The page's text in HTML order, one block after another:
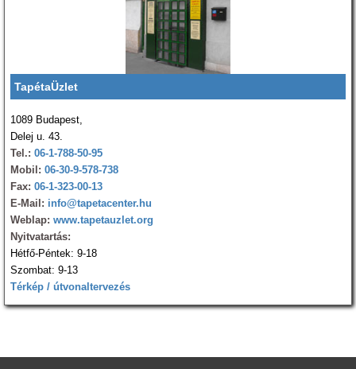
TapétaÜzlet
1089 Budapest,
Delej u. 43.
Tel.: 06-1-788-50-95
Mobil: 06-30-9-578-738
Fax: 06-1-323-00-13
E-Mail: info@tapetacenter.hu
Weblap: www.tapetauzlet.org
Nyitvatartás:
Hétfő-Péntek: 9-18
Szombat: 9-13
Térkép / útvonaltervezés